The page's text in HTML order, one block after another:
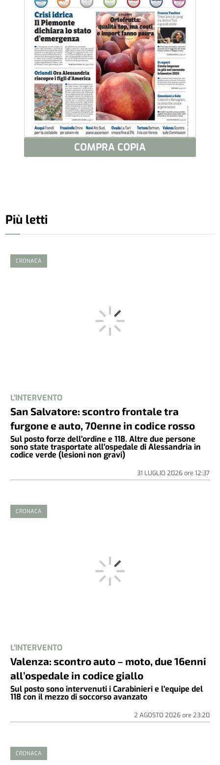
COMPRA COPIA
Più letti
CRONACA
L'INTERVENTO
San Salvatore: scontro frontale tra
furgone e auto, 70enne in codice rosso
Sul posto forze dell'ordine e 118. Altre due persone
sono state trasportate all'ospedale di Alessandria in
codice verde (lesioni non gravi)
31 LUGLIO 2026ore 12:37
CRONACA
L'INTERVENTO
Valenza: scontro auto – moto, due 16enni
all’ospedale in codice giallo
Sul posto sono intervenuti i Carabinieri e l'equipe del
118 con il mezzo di soccorso avanzato
2 AGOSTO 2026ore 23:20
CRONACA